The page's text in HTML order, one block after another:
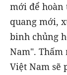
mới để
quang mới,
binh chủng
Nam".
Việt Nam sẽ